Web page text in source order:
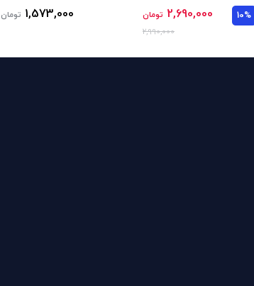
10%
2,690,000 تومان
2,990,000
1,573,000 تومان